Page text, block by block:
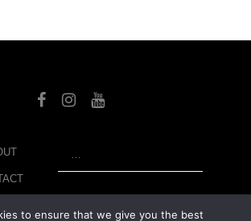
to ensure that we give you the best